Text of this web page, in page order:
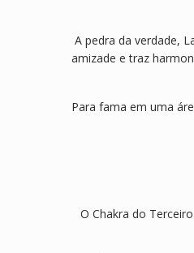
A pedra da verdade,
amizade e traz
Para fama em uma
O Chakra do